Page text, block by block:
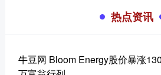
热点资讯
牛豆网 Bloom Energy股价暴涨